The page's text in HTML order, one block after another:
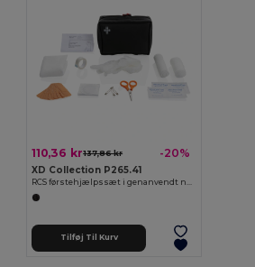
110,36 kr137,86 kr -20%
XD Collection P265.41
Tilføj Til Kurv